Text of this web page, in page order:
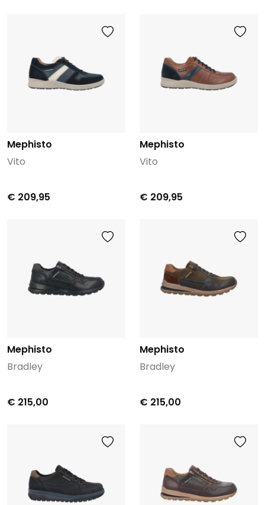
Mephisto
Vito
€ 209,95
Mephisto
Vito
€ 209,95
Mephisto
Bradley
€ 215,00
Mephisto
Bradley
€ 215,00